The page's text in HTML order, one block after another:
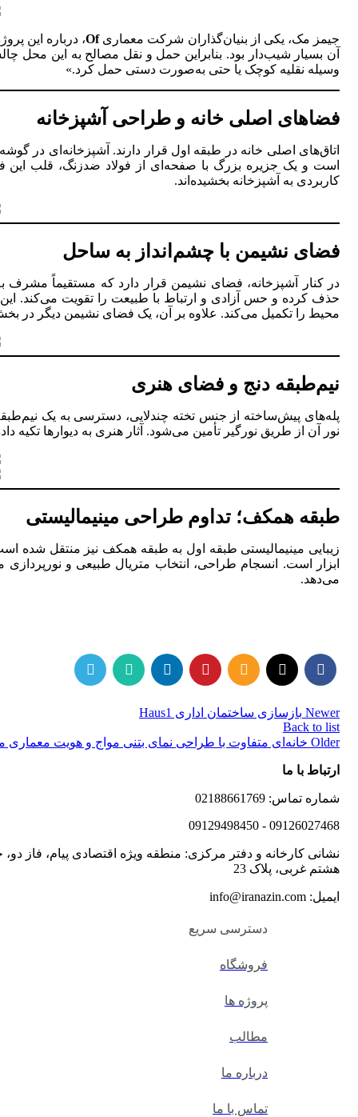
جیمز مک، یکی از بنیان‌گذاران شرکت معماریOf، درباره این
آن بسیار شیب‌دار بود. بنابراین حمل و نقل مصالح به این محل
وسیله نقلیه کوچک یا حتی به‌صورت دستی حمل کرد.»
فضاهای اصلی خانه و طراحی آشپزخانه
اتاق‌های اصلی خانه در طبقه اول قرار دارند. آشپزخانه‌ای در
است و یک جزیره بزرگ با صفحه‌ای از فولاد ضدزنگ، قلب
کاربردی به آشپزخانه بخشیده‌اند.
فضای نشیمن با چشم‌انداز به ساحل
در کنار آشپزخانه، فضای نشیمن قرار دارد که مستقیماً
محیط را تکمیل می‌کند. علاوه بر آن، یک فضای نشیمن دیگر
نیم‌طبقه دنج و فضای هنری
پله‌های پیش‌ساخته از جنس تخته چندلایی، دسترسی به یک
نور آن از طریق نورگیر تأمین می‌شود. آثار هنری به دیوارها
طبقه همکف؛ تداوم طراحی مینیمالیستی
زیبایی مینیمالیستی طبقه اول به طبقه همکف نیز منتقل
ابزار است. انسجام طراحی، انتخاب متریال طبیعی و
می‌دهد.
Newer بازسازی ساختمان اداری Haus1
Back to list
Older خانه‌ای متفاوت با طراحی نمای بتنی مواج و هویت معماری
ارتباط با ما
شماره تماس: 02188661769
09126027468 - 09129498450
نشانی کارخانه و دفتر مرکزی: منطقه ویژه اقتصادی پیام، فاز دو،
هشتم غربی، پلاک 23
ایمیل: info@iranazin.com
دسترسی سریع
فروشگاه
پروژه ها
مطالب
درباره ما
تماس با ما